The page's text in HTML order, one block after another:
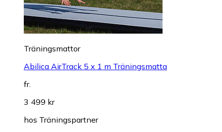
Träningsmattor
Abilica AirTrack 5 x 1 m Träningsmatta
fr.
3 499 kr
hos Träningspartner